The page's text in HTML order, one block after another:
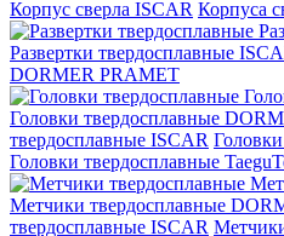
Корпус сверла ISCAR Корпуса
Развертки твердосплавные
DORMER PRAMET
Головки твердосплавные
твердосплавные ISCAR
Головки твердосплавные
Метчики твердосплавные
твердосплавные ISCAR